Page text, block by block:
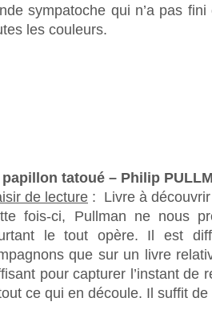
sympatoche qui n’a pas
les couleurs.
papillon tatoué – Philip
de lecture : Livre à découvrir
fois-ci, Pullman ne nous
le tout opère. Il est
que sur un livre
pour capturer l’instant de
ce qui en découle. Il suffit